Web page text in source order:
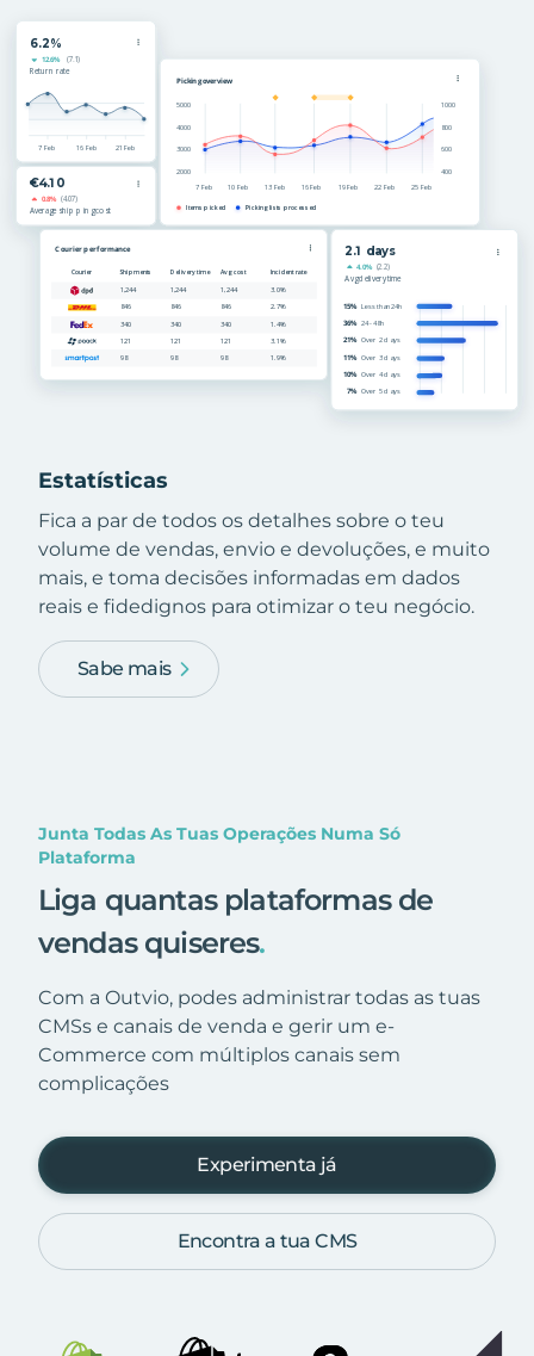
Estatísticas
Fica a par de todos os detalhes sobre o teu
volume de vendas, envio e devoluções, e muito
mais, e toma decisões informadas em dados
reais e fidedignos para otimizar o teu negócio.
Sabe mais
Junta Todas As Tuas Operações Numa Só
Plataforma
Liga quantas plataformas de
vendas quiseres.
Com a Outvio, podes administrar todas as tuas
CMSs e canais de venda e gerir um e-
Commerce com múltiplos canais sem
complicações
Experimenta já
Encontra a tua CMS